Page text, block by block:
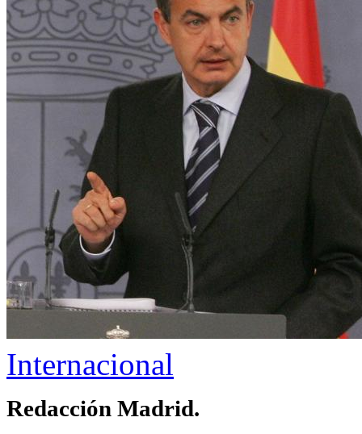
Internacional
Redacción Madrid.